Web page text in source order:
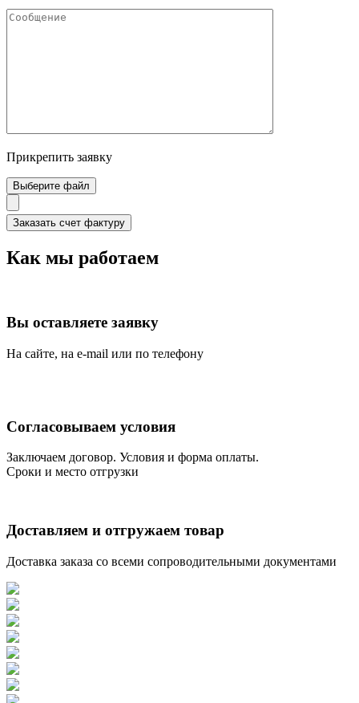
Прикрепить заявку
Выберите файл
Как мы работаем
Вы оставляете заявку
На сайте, на e-mail или по телефону
Согласовываем условия
Заключаем договор. Условия и форма оплаты.
Сроки и место отгрузки
Доставляем и отгружаем товар
Доставка заказа со всеми сопроводительными документами